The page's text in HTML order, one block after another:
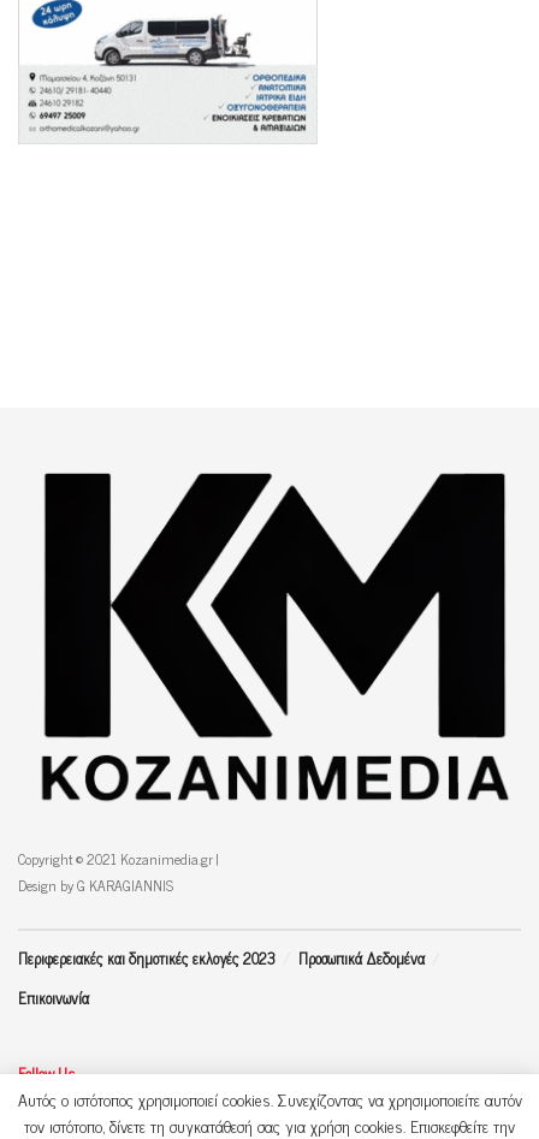
Copyright © 2021 Kozanimedia.gr |
Design by G KARAGIANNIS
Περιφερειακές και δημοτικές εκλογές 2023
Προσωπικά Δεδομένα
Επικοινωνία
Follow Us
Αυτός ο ιστότοπος χρησιμοποιεί cookies. Συνεχίζοντας να χρησιμοποιείτε αυτόν
τον ιστότοπο, δίνετε τη συγκατάθεσή σας για χρήση cookies. Επισκεφθείτε την